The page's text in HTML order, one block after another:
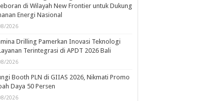
di Wilayah New Frontier untuk Dukung
Energi Nasional
2026
Drilling Pamerkan Inovasi Teknologi
Terintegrasi di APDT 2026 Bali
2026
Booth PLN di GIIAS 2026, Nikmati Promo
Daya 50 Persen
2026